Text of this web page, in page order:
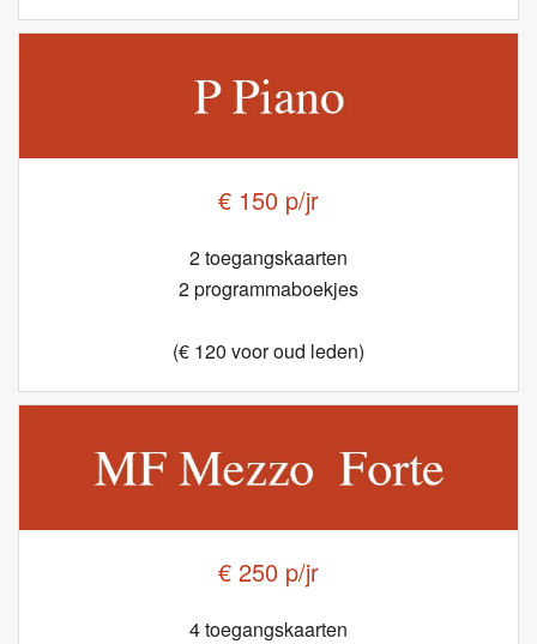
€ 150 p/jr
2 toegangskaarten
2 programmaboekjes
(€ 120 voor oud leden)
€ 250 p/jr
4 toegangskaarten